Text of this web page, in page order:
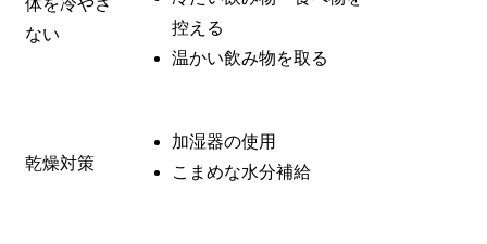
ない
控える
温かい飲み物を取る
乾燥対策
加湿器の使用
こまめな水分補給